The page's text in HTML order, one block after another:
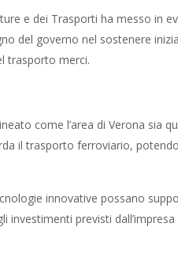
e dei Trasporti ha messo in
del governo nel sostenere
trasporto merci.
come l’area di Verona sia
il trasporto ferroviario,
innovative possano
previsti